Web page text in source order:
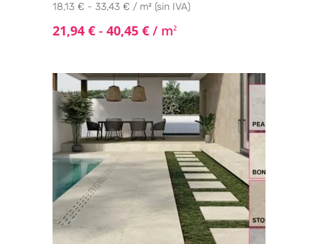
18,13 € - 33,43 € / m² (sin IVA)
21,94 € - 40,45 € / m2